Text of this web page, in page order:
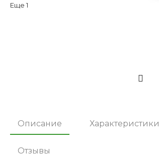
Еще 1
Описание Характеристики
Отзывы